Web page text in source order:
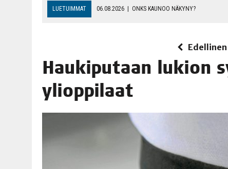
LUETUIMMAT 06.08.2026 | ONKS KAU­NOO NÄKYNY?
OPIN­TOI­HIN KAN­SA­LAIS­OPIS­TOS­SA VOI SAA­DA
06.08.2026 TOI­VEI­DEN KOTI IISTÄ!
06.08.2026 | KII­MIN­KI­PÄI­VÄT JÄR­JES­TE­TÄÄN PERIN­TEI­TÄ
Edellinen
Hau­ki­pu­taan lukion
ylioppilaat